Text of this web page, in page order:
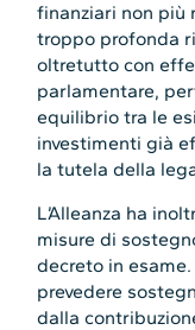
finanziari non più
troppo profonda
oltretutto con
parlamentare,
equilibrio tra le
investimenti già
la tutela della
L’Alleanza ha
misure di
decreto in
prevedere
dalla